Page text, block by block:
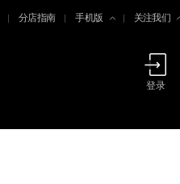
分店指南 手机版 关注我们
登录